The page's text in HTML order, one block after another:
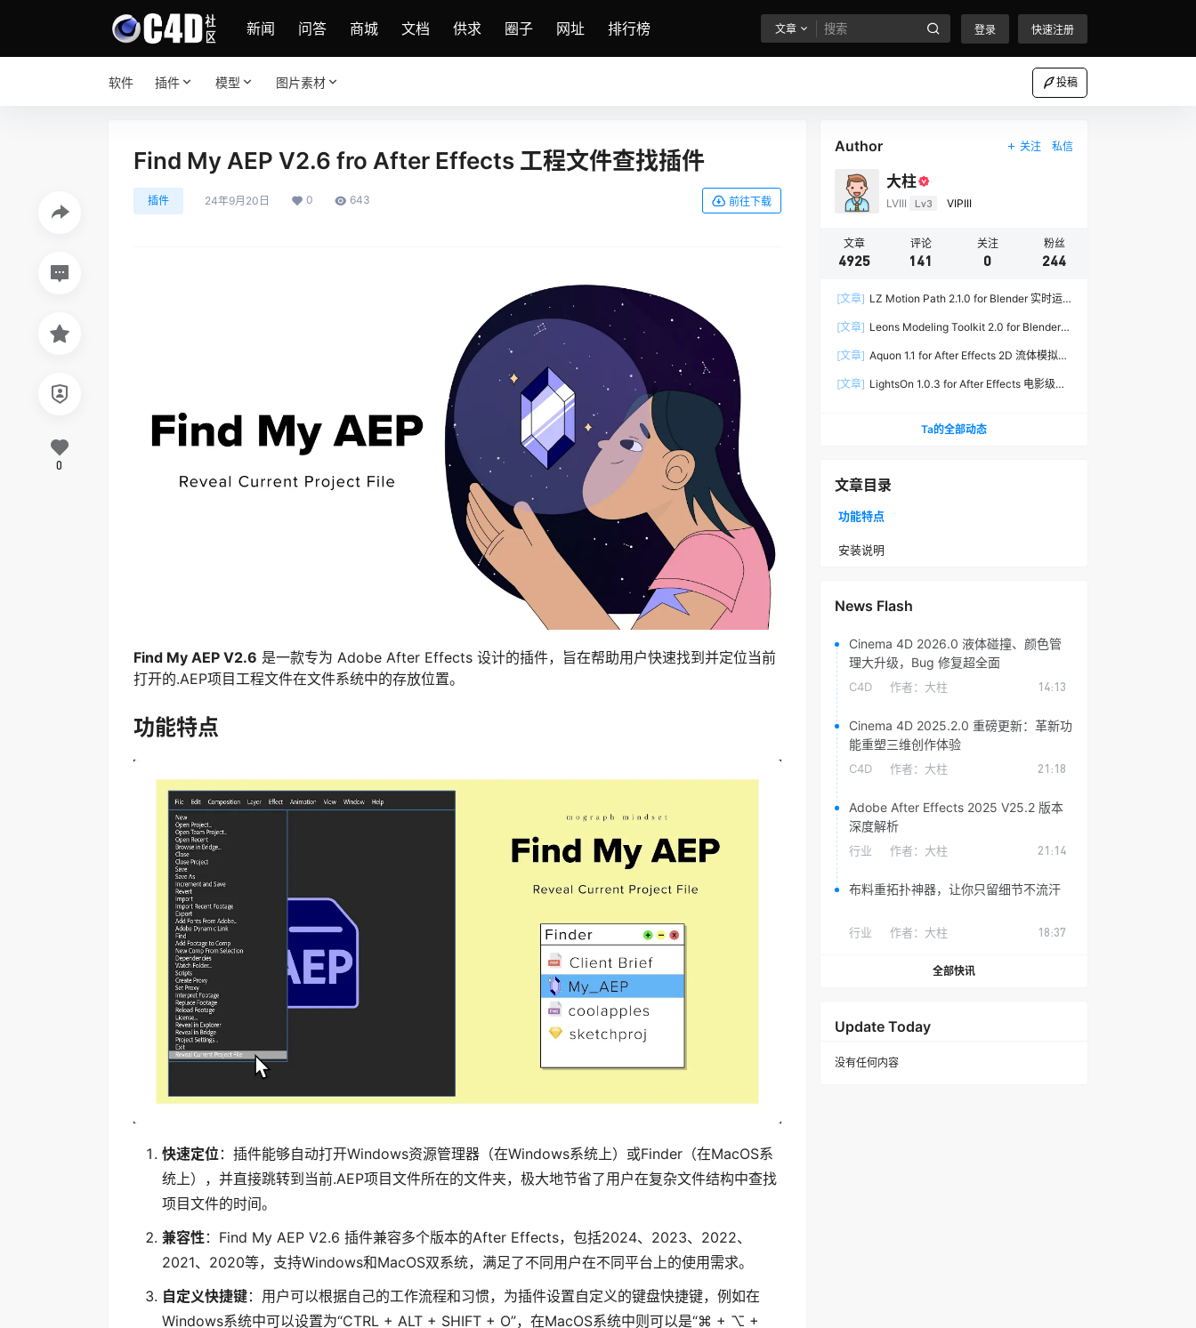
新闻 问答 商城 文档 供求 圈子 网址 排行榜 文章 登录 快速注册
软件 插件 模型 图片素材 投稿
Find My AEP V2.6 fro After Effects 工程文件查找插件
插件 24年9月20日 0 643 前往下载
Find My AEP V2.6 是一款专为 Adobe After Effects 设计的插件，旨在帮助用户快速找到并定位当前
打开的.AEP项目工程文件在文件系统中的存放位置。
功能特点
快速定位 ：插件能够自动打开Windows资源管理器（在Windows系统上）或Finder（在MacOS系
统上），并直接跳转到当前.AEP项目文件所在的文件夹，极大地节省了用户在复杂文件结构中查找
项目文件的时间。
兼容性 ：Find My AEP V2.6 插件兼容多个版本的After Effects，包括2024、2023、2022、
2021、2020等，支持Windows和MacOS双系统，满足了不同用户在不同平台上的使用需求。
自定义快捷键：用户可以根据自己的工作流程和习惯，为插件设置自定义的键盘快捷键，例如在
Windows系统中可以设置为“CTRL + ALT + SHIFT + O”，在MacOS系统中则可以是“⌘ + ⌥ +
0
Author 关注 私信
大柱
LVIII Lv3 VIPIII
文章
4925
评论
141
关注
0
粉丝
244
[文章] LZ Motion Path 2.1.0 for Blender 实时运
[文章] Leons Modeling Toolkit 2.0 for Blender
[文章] Aquon 1.1 for After Effects 2D 流体模拟插
[文章] LightsOn 1.0.3 for After Effects 电影级镜
Ta的全部动态
文章目录
功能特点
安装说明
News Flash
Cinema 4D 2026.0 液体碰撞、颜色管
理大升级，Bug 修复超全面
C4D 作者： 大柱 14:13
Cinema 4D 2025.2.0 重磅更新：革新功
能重塑三维创作体验
C4D 作者： 大柱 21:18
Adobe After Effects 2025 V25.2 版本
深度解析
行业 作者： 大柱 21:14
布料重拓扑神器，让你只留细节不流汗
行业 作者： 大柱 18:37
全部快讯
Update Today
没有任何内容